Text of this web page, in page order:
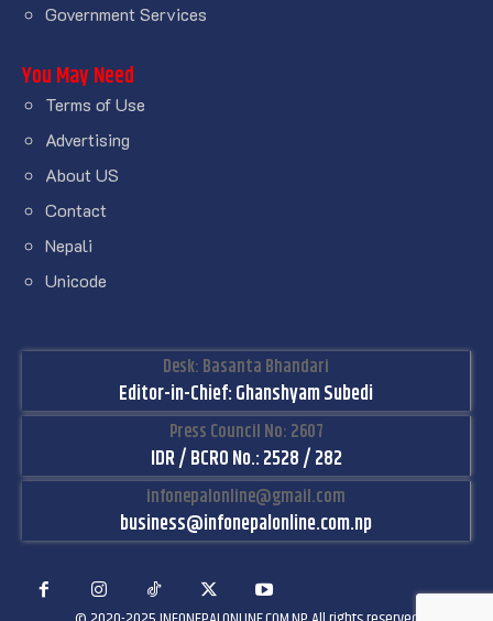
Government Services
You May Need
Terms of Use
Advertising
About US
Contact
Nepali
Unicode
Desk: Basanta Bhandari
Editor-in-Chief: Ghanshyam Subedi
Press Council No: 2607
IDR / BCRO No.: 2528 / 282
infonepalonline@gmail.com
business@infonepalonline.com.np